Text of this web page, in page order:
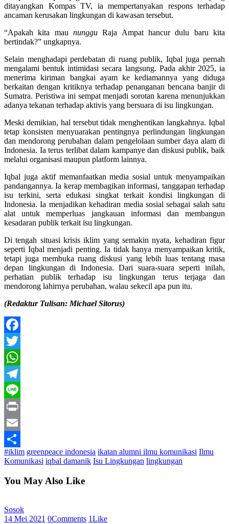
ditayangkan Kompas TV, ia mempertanyakan respons terhadap
ancaman kerusakan lingkungan di kawasan tersebut.
“Apakah kita mau nunggu Raja Ampat hancur dulu baru kita
bertindak?” ungkapnya.
Selain menghadapi perdebatan di ruang publik, Iqbal juga pernah
mengalami bentuk intimidasi secara langsung. Pada akhir 2025, ia
menerima kiriman bangkai ayam ke kediamannya yang diduga
berkaitan dengan kritiknya terhadap penanganan bencana banjir di
Sumatra. Peristiwa ini sempat menjadi sorotan karena menunjukkan
adanya tekanan terhadap aktivis yang bersuara di isu lingkungan.
Meski demikian, hal tersebut tidak menghentikan langkahnya. Iqbal
tetap konsisten menyuarakan pentingnya perlindungan lingkungan
dan mendorong perubahan dalam pengelolaan sumber daya alam di
Indonesia. Ia terus terlibat dalam kampanye dan diskusi publik, baik
melalui organisasi maupun platform lainnya.
Iqbal juga aktif memanfaatkan media sosial untuk menyampaikan
pandangannya. Ia kerap membagikan informasi, tanggapan terhadap
isu terkini, serta edukasi singkat terkait kondisi lingkungan di
Indonesia. Ia menjadikan kehadiran media sosial sebagai salah satu
alat untuk memperluas jangkauan informasi dan membangun
kesadaran publik terkait isu lingkungan.
Di tengah situasi krisis iklim yang semakin nyata, kehadiran figur
seperti Iqbal menjadi penting. Ia tidak hanya menyampaikan kritik,
tetapi juga membuka ruang diskusi yang lebih luas tentang masa
depan lingkungan di Indonesia. Dari suara-suara seperti inilah,
perhatian publik terhadap isu lingkungan terus terjaga dan
mendorong lahirnya perubahan, walau sekecil apa pun itu.
(Redaktur Tulisan: Michael Sitorus)
Facebook
Twitter
WhatsApp
Telegram
Line
Print
Email
Share
#iklim greenpeace indonesia ikatan alumni ilmu komunikasi Ilmu
Komunikasi iqbal damanik Isu Lingkungan lingkungan
You May Also Like
Sosok
14 Mei 2021 0Comments 1Like